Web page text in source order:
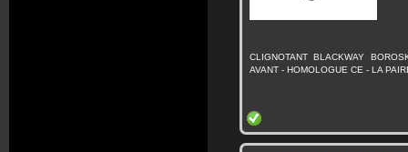
CLIGNOTANT BLACKWAY
AVANT - HOMOLOGUE CE - LA